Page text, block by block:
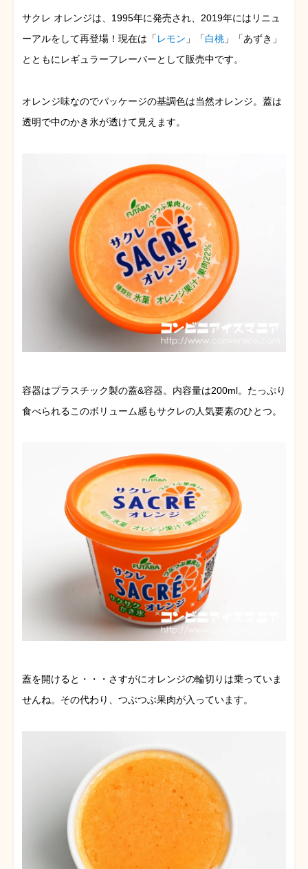
サクレ オレンジは、1995年に発売され、2019年にはリニュ
ーアルをして再登場！現在は「 レモン 」「白桃 」「あずき」
とともにレギュラーフレーバーとして販売中です。
オレンジ味なのでパッケージの基調色は当然オレンジ。蓋は
透明で中のかき氷が透けて見えます。
容器はプラスチック製の蓋&容器。内容量は200ml。たっぷり
食べられるこのボリューム感もサクレの人気要素のひとつ。
蓋を開けると・・・さすがにオレンジの輪切りは乗っていま
せんね。その代わり、つぶつぶ果肉が入っています。